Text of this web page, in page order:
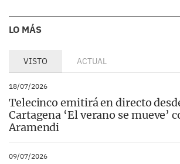
LO MÁS
VISTO ACTUAL
18/07/2026
Telecinco emitirá en directo
Cartagena ‘El verano se mueve’
Aramendi
09/07/2026